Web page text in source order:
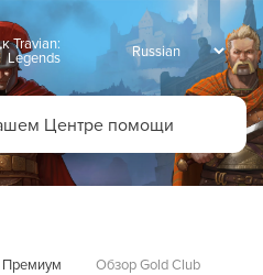
Travian:
Legends
Премиум Обзор Gold Club